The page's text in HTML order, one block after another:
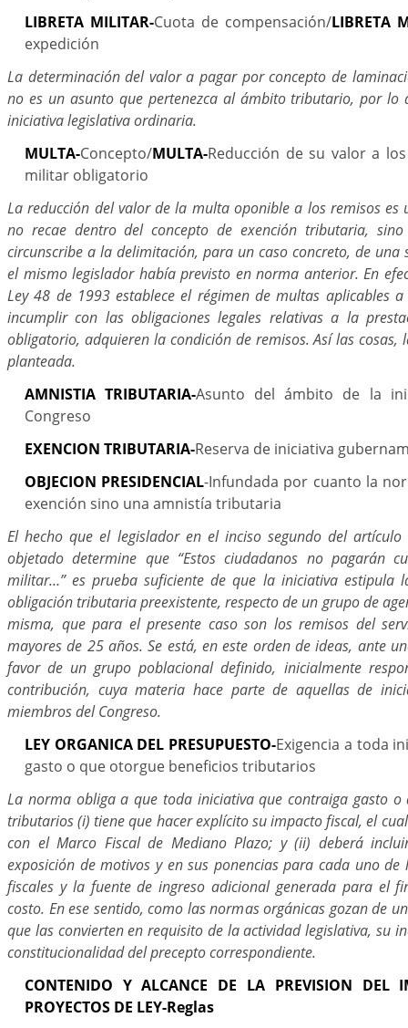
LIBRETA MILITAR-Cuota de compensación/LIBRETA
expedición
La determinación del valor a pagar por concepto de
no es un asunto que pertenezca al ámbito tributario, por lo
iniciativa legislativa ordinaria.
MULTA-Concepto/MULTA-Reducción de su valor a
militar obligatorio
La reducción del valor de la multa oponible a los remisos es
no recae dentro del concepto de exención tributaria, sino
circunscribe a la delimitación, para un caso concreto, de una
el mismo legislador había previsto en norma anterior. En
Ley 48 de 1993 establece el régimen de multas aplicables
incumplir con las obligaciones legales relativas a la
obligatorio, adquieren la condición de remisos. Así las cosas,
planteada.
AMNISTIA TRIBUTARIA-Asunto del ámbito de la
Congreso
EXENCION TRIBUTARIA-Reserva de iniciativa
OBJECION PRESIDENCIAL-Infundada por cuanto la
exención sino una amnistía tributaria
El hecho que el legislador en el inciso segundo del
objetado determine que “Estos ciudadanos no pagarán
militar…” es prueba suficiente de que la iniciativa estipula
obligación tributaria preexistente, respecto de un grupo de
misma, que para el presente caso son los remisos del
mayores de 25 años. Se está, en este orden de ideas, ante
favor de un grupo poblacional definido, inicialmente
contribución, cuya materia hace parte de aquellas de
miembros del Congreso.
LEY ORGANICA DEL PRESUPUESTO-Exigencia a toda
gasto o que otorgue beneficios tributarios
La norma obliga a que toda iniciativa que contraiga gasto o
tributarios (i) tiene que hacer explícito su impacto fiscal, el
con el Marco Fiscal de Mediano Plazo; y (ii) deberá
exposición de motivos y en sus ponencias para cada uno de
fiscales y la fuente de ingreso adicional generada para el
costo. En ese sentido, como las normas orgánicas gozan de
que las convierten en requisito de la actividad legislativa, su
constitucionalidad del precepto correspondiente.
CONTENIDO Y ALCANCE DE LA PREVISION DEL
PROYECTOS DE LEY-Reglas